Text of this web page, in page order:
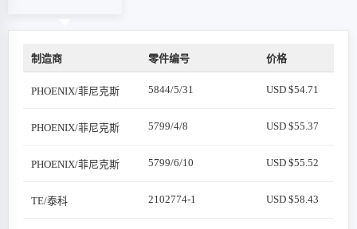
制造商 零件编号 价格
PHOENIX/菲尼克斯 5844/5/31 USD $54.71
PHOENIX/菲尼克斯 5799/4/8 USD $55.37
PHOENIX/菲尼克斯 5799/6/10 USD $55.52
TE/泰科 2102774-1 USD $58.43